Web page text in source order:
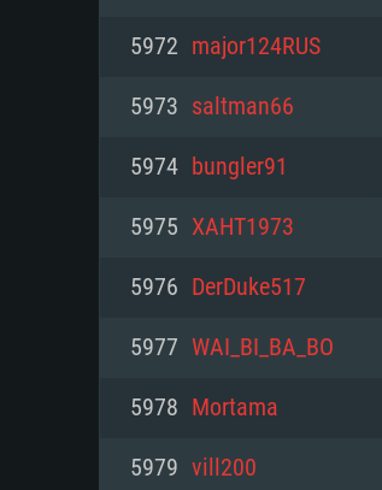
운영체제: Windows
프로세서: 2.2 GHz 듀
메모리: 4GB
그래픽 카드:
해상도: 720p
네트워크: 브로드밴
여유 저장 공간: 22.1
운영체제: Mac OS
프로세서: 최소 2.2
(Mac), 혹은 이와 비
의 AMD/Nvidia. 최소
네트워크: 브로드밴
여유 저장 공간: 22.1
운영체제: 64bit
프로세서: 2.4 GHz 듀
메모리: 4 GB
그래픽 카드: Vulkan
와 동급의 성능을 가
지원하는 AMD (6개
5972 major124RUS
5973 saltman66
5974 bungler91
5975 XAHT1973
5976 DerDuke517
5977 WAI_BI_BA_BO
5978 Mortama
5979 vill200